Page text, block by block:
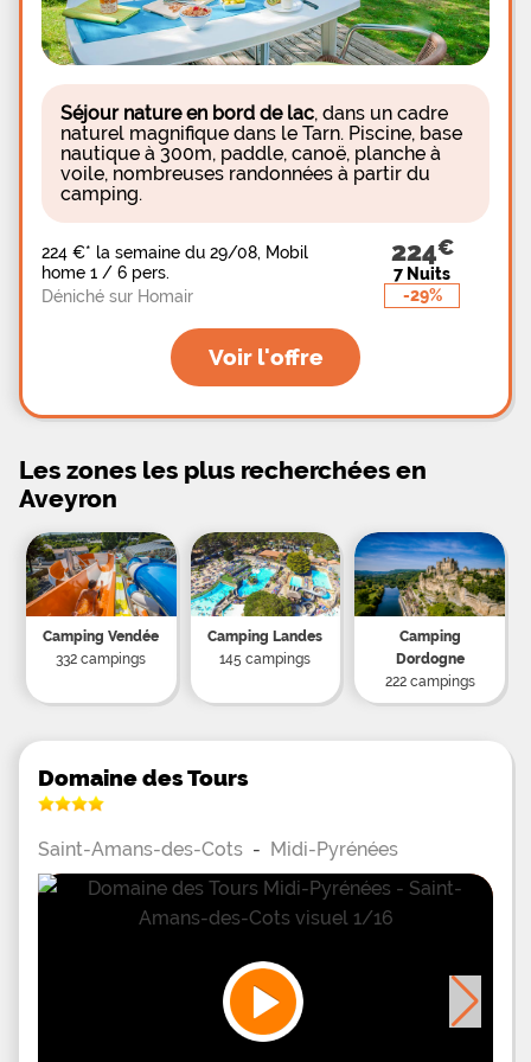
emplacements confort offrent une superficie de 80
à 105 m². Les emplacements privilège permettent
de profiter de la tranquillité et de l'espace grâce à
une superficie de 130 à 150 m². Les emplacements
rivière se trouvent au bord de la Dourbie et offrent
une superficie de 90 à 120 m². Divers
hébergements sont également disponibles à la
location et apportent encore plus de confort.
Séjour nature en bord de lac, dans un cadre
naturel magnifique dans le Tarn. Piscine, base
nautique à 300m, paddle, canoë, planche à
voile, nombreuses randonnées à partir du
camping.
224 €* la semaine du 29/08, Mobil
home 1 / 6 pers.
Déniché sur Homair
224
7 Nuits
-29%
Voir l'offre
Les zones les plus recherchées en
Aveyron
Camping Vendée
332 campings
Camping Landes
145 campings
Camping
Dordogne
222 campings
Domaine des Tours
Saint-Amans-des-Cots - Midi-Pyrénées